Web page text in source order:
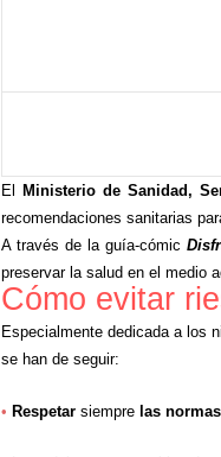
El Ministerio de Sanidad,
recomendaciones sanitarias
A través de la guía-cómic
preservar la salud en el medio
Cómo evitar
Especialmente dedicada a los
se han de seguir:
• Respetar siempre las normas